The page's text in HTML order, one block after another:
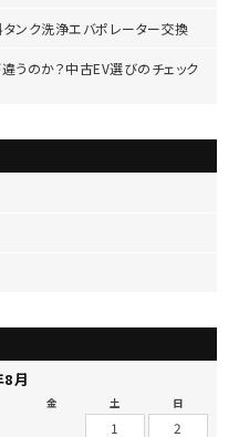
タンク洗浄エバポレーター交換
うのか？中古EV選びのチェック
月
金 土 日
1
2